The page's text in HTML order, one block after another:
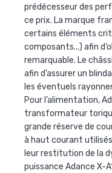
prédécesseur des
ce prix. La marque
certains éléments
composants...) afin
remarquable. Le
afin d’assurer un
les éventuels
Pour l’alimentation,
transformateur
grande réserve de
à haut courant
leur restitution de la
puissance Adance X-